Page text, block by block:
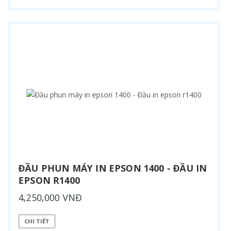
ĐẦU PHUN MÁY IN EPSON 1400 - ĐẦU IN
EPSON R1400
4,250,000 VNĐ
CHI TIẾT